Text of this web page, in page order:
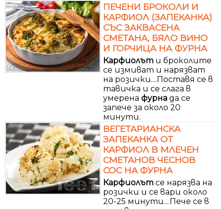
ПЕЧЕНИ БРОКОЛИ И
КАРФИОЛ (ЗАПЕКАНКА)
СЪС ЗАКВАСЕНА
СМЕТАНА, БЯЛО ВИНО
И ГОРЧИЦА НА ФУРНА
Карфиолът и броколите
се измиват и нарязват
на розички....Поставя се в
тавичка и се слага в
умерена фурна да се
запече за около 20
минути.
ВЕГЕТАРИАНСКА
ЗАПЕКАНКА ОТ
КАРФИОЛ В МЛЕЧЕН
СМЕТАНОВ ЧЕСНОВ
СОС НА ФУРНА
Карфиолът се нарязва на
розички и се вари около
20-25 минути....Пече се в